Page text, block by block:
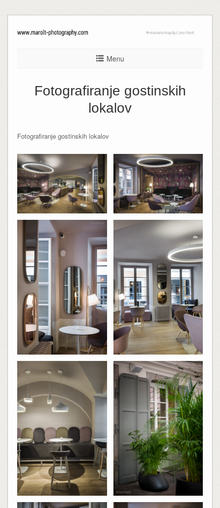
Menu
Fotografiranje gostinskih
lokalov
Fotografiranje gostinskih lokalov